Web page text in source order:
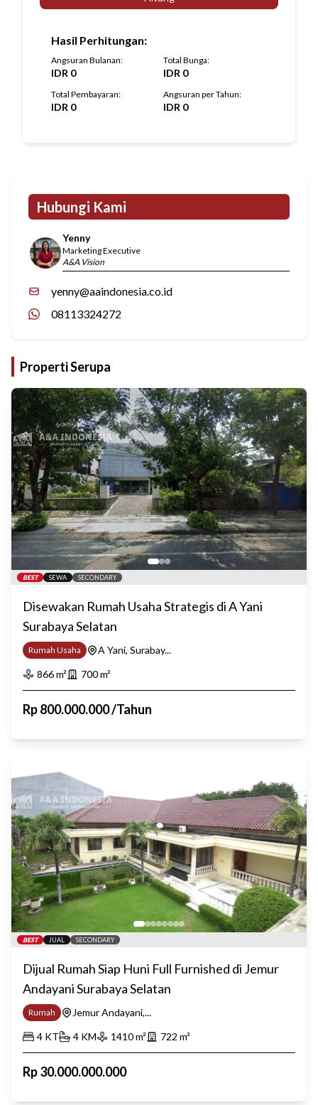
Hasil Perhitungan:
Angsuran Bulanan:
IDR 0
Total Bunga:
IDR 0
Total Pembayaran:
IDR 0
Angsuran per Tahun:
IDR 0
Hubungi Kami
Yenny
Marketing Executive
A&A Vision
yenny@aaindonesia.co.id
08113324272
Properti Serupa
BEST SEWA SECONDARY
Disewakan Rumah Usaha Strategis di A Yani
Surabaya Selatan
Rumah Usaha
A Yani, Surabay...
866m² 700m²
Rp800.000.000/Tahun
BEST JUAL SECONDARY
Dijual Rumah Siap Huni Full Furnished di Jemur
Andayani Surabaya Selatan
Rumah
Jemur Andayani,...
4 KT 4 KM 1410m² 722 m²
Rp30.000.000.000